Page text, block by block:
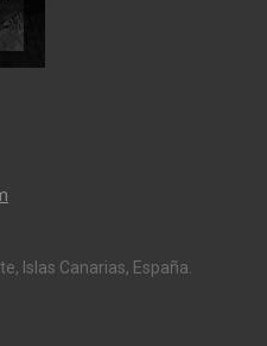
Islas Canarias, España.